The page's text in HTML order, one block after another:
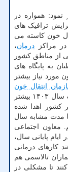
نمود: همواره در
ترافیک های
خون کاسته می
مراکز درمان،
از مناطق کشور
به پایگاه های
مورد نیاز بیشتر
انتقال خون
است. میرزایی با عنوان این مطلب که در ۱۱ ماهه سال ۱۴۰۳ بیشتر
سرتاسر کشور اهدا شده
با مدت مشابه سال
معاون اجتماعی
پایانی سال،
کارهای درمانی
تالاسمی هم
تا مشکلی در